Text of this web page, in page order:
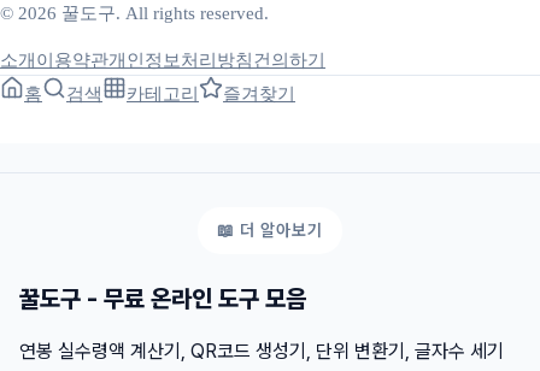
© 2026 꿀도구. All rights reserved.
소개 이용약관개인정보처리방침건의하기
홈
검색 카테고리 즐겨찾기
꿀도구 - 무료 온라인 도구 모음
연봉 실수령액 계산기, QR코드 생성기, 단위 변환기, 글자수 세기